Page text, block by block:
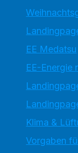
EE Medatsu
EE-Energie
Klima &
Vorgaben